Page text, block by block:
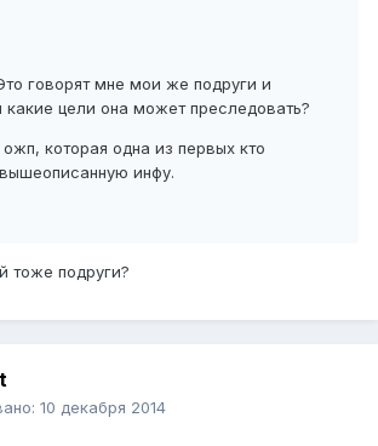
говорят мне мои же подруги и
цели она может преследовать?
которая одна из первых кто
инфу.
тоже подруги?
10 декабря 2014